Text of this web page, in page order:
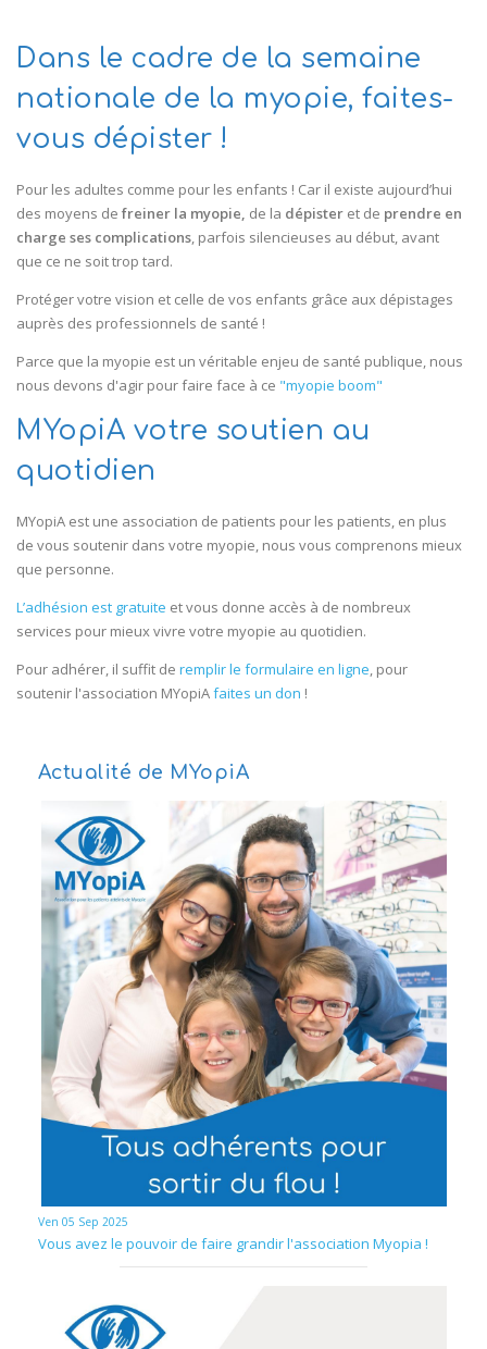
Dans le cadre de la semaine
nationale de la myopie, faites-
vous dépister !
Pour les adultes comme pour les enfants ! Car il existe aujourd’hui
des moyens de freiner la myopie, de la dépister et de prendre en
charge ses complications, parfois silencieuses au début, avant
que ce ne soit trop tard.
Protéger votre vision et celle de vos enfants grâce aux dépistages
auprès des professionnels de santé !
Parce que la myopie est un véritable enjeu de santé publique, nous
nous devons d'agir pour faire face à ce "myopie boom"
MYopiA votre soutien au
quotidien
MYopiA est une association de patients pour les patients, en plus
de vous soutenir dans votre myopie, nous vous comprenons mieux
que personne.
L’adhésion est gratuite et vous donne accès à de nombreux
services pour mieux vivre votre myopie au quotidien.
Pour adhérer, il suffit de remplir le formulaire en ligne, pour
soutenir l'association MYopiAfaites un don !
Actualité de MYopiA
Ven 05 Sep 2025
Vous avez le pouvoir de faire grandir l'association Myopia !